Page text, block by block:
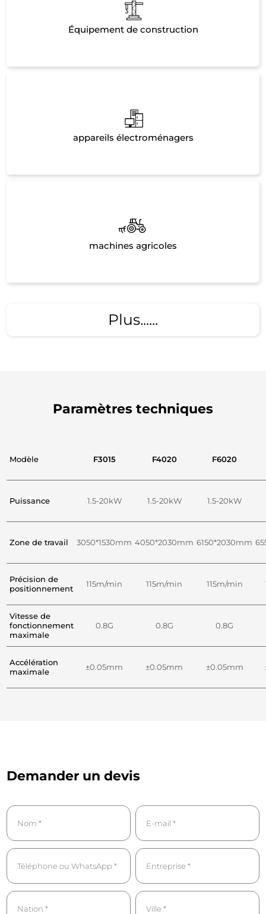
Équipement de construction
appareils électroménagers
machines agricoles
Plus......
Paramètres techniques
Modèle F3015 F4020 F6020
Puissance 1.5-20kW 1.5-20kW 1.5-20kW
Zone de travail 3050*1530mm 4050*2030mm 6150*2030mm
Précision de
positionnement
115m/min 115m/min 115m/min
Vitesse de
fonctionnement
maximale
0.8G 0.8G 0.8G
Accélération
maximale
±0.05mm ±0.05mm ±0.05mm
Demander un devis